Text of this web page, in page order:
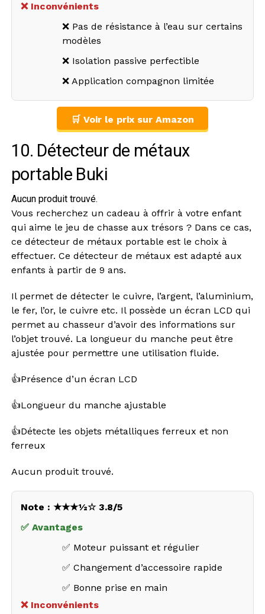
❌ Inconvénients
❌ Pas de résistance à l’eau sur certains
modèles
❌ Isolation passive perfectible
❌ Application compagnon limitée
🛒 Voir le prix sur Amazon
10. Détecteur de métaux
portable Buki
Aucun produit trouvé.
Vous recherchez un cadeau à offrir à votre enfant
qui aime le jeu de chasse aux trésors ? Dans ce cas,
ce détecteur de métaux portable est le choix à
effectuer. Ce détecteur de métaux est adapté aux
enfants à partir de 9 ans.
Il permet de détecter le cuivre, l’argent, l’aluminium,
le fer, l’or, le cuivre etc. Il possède un écran LCD qui
permet au chasseur d’avoir des informations sur
l’objet trouvé. La longueur du manche peut être
ajustée pour permettre une utilisation fluide.
👍Présence d’un écran LCD
👍Longueur du manche ajustable
👍Détecte les objets métalliques ferreux et non
ferreux
Aucun produit trouvé.
Note : ★★★½☆ 3.8/5
✅ Avantages
✅ Moteur puissant et régulier
✅ Changement d’accessoire rapide
✅ Bonne prise en main
❌ Inconvénients